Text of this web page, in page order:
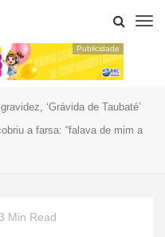
Publicidade
‘Grávida de Taubaté’
a farsa: “falava de mim a
3 Min Read